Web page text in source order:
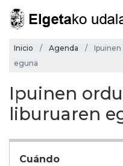
Inicio Agenda
eguna
Ipuinen
liburuaren
Cuándo